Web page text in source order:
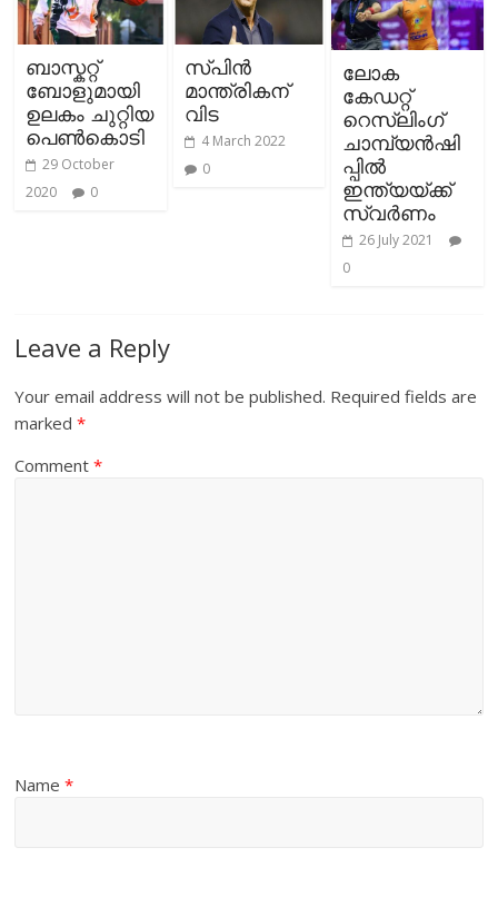
ബാസ്കറ്റ്
ബോളുമായി
ഉലകം ചുറ്റിയ
പെണ്‍കൊടി
29 October
2020
0
സ്പിന്‍
മാന്ത്രികന്
വിട
4 March 2022
0
ലോക
കേഡറ്റ്
റെസ്ലിംഗ്‌
ചാമ്പ്യൻഷി
പ്പിൽ
ഇന്ത്യയ്ക്ക്
സ്വർണം
26 July 2021
0
Leave a Reply
Your email address will not be published. Required fields are
marked*
Comment*
Name*